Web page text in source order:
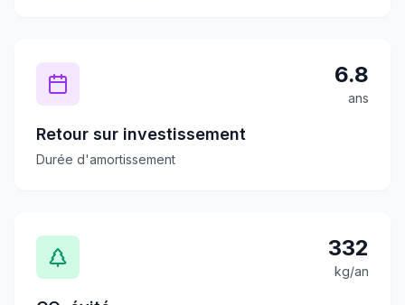
6.8
ans
Retour sur investissement
Durée d'amortissement
332
kg/an